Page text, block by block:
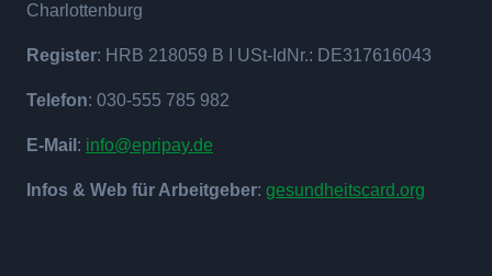
Charlottenburg
Register: HRB 218059 B I USt-IdNr.: DE317616043
Telefon: 030-555 785 982
E-Mail : info@epripay.de
Infos & Web für Arbeitgeber: gesundheitscard.org